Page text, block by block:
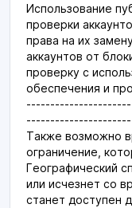
Использование
проверки
права на их
аккаунтов от
проверку с
обеспечения и
Также возможно
ограничение,
Географический
или исчезнет со
станет доступен